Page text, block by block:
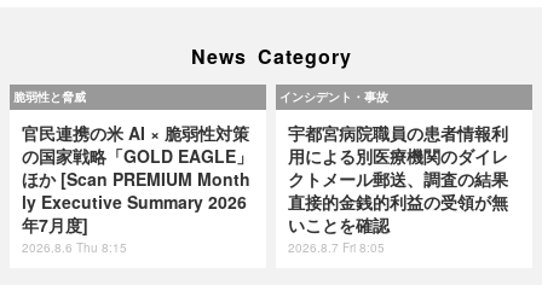
News Category
脆弱性と脅威
官民連携の米 AI × 脆弱性対策
の国家戦略「GOLD EAGLE」
ほか [Scan PREMIUM Month
ly Executive Summary 2026
年7月度]
2026.8.6 Thu 8:15
インシデント・事故
宇都宮病院職員の患者情報利
用による別医療機関のダイレ
クトメール郵送、調査の結果
直接的金銭的利益の受領が無
いことを確認
2026.8.7 Fri 8:05